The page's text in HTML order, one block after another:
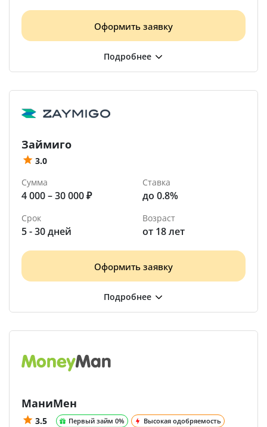
Оформить заявку
Займиго
3.0
Сумма
4 000 – 30 000 ₽
Ставка
до 0.8%
Срок
5 - 30 дней
Возраст
от 18 лет
Оформить заявку
МаниМен
3.5 Первый займ 0% Высокая одобряемость